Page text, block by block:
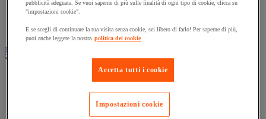
Attrezzi per lubrificazione
Lubrificante e sbloccante
Marcatura
Vedi tutte le categorie
Marcatura industriale
Marcatura permanente
pubblicità adeguata. Se vuoi saperne di più sulle finalità di ogni tipo di cookie, clicca su
"impostazioni cookie".
E se scegli di continuare la tua visita senza cookie, sei libero di farlo! Per saperne di più,
puoi anche leggere la nostra politica dei cookie
Accetta tutti i cookie
Impostazioni cookie